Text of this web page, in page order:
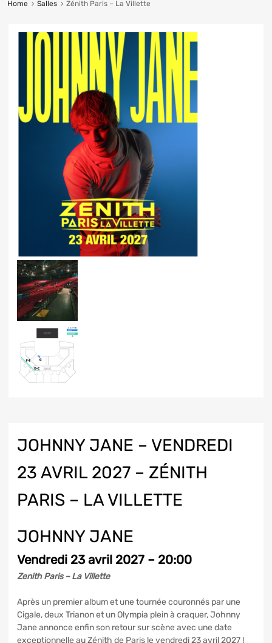
Home Salles Zénith Paris – La Villette
JOHNNY JANE – VENDREDI
23 AVRIL 2027 – ZÉNITH
PARIS – LA VILLETTE
JOHNNY JANE
Vendredi 23 avril 2027 – 20:00
Zenith Paris – La Villette
Après un premier album et une tournée couronnés par une
Cigale, deux Trianon et un Olympia plein à craquer, Johnny
Jane annonce enfin son retour sur scène avec une date
exceptionnelle au Zénith de Paris le vendredi 23 avril 2027 !